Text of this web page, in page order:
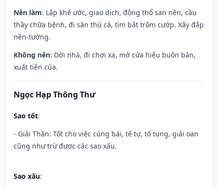
Nên làm: Lập khế ước, giao dịch, động thổ san nền, cầu
thầy chữa bệnh, đi săn thú cá, tìm bắt trộm cướp. Xây đắp
nền-tường.
Không nên: Dời nhà, đi chơi xa, mở cửa hiệu buôn bán,
xuất tiền của.
Ngọc Hạp Thông Thư
Sao tốt:
- Giải Thần: Tốt cho việc cúng bái, tế tự, tố tụng, giải oan
cũng như trừ được các sao xấu.
Sao xấu: